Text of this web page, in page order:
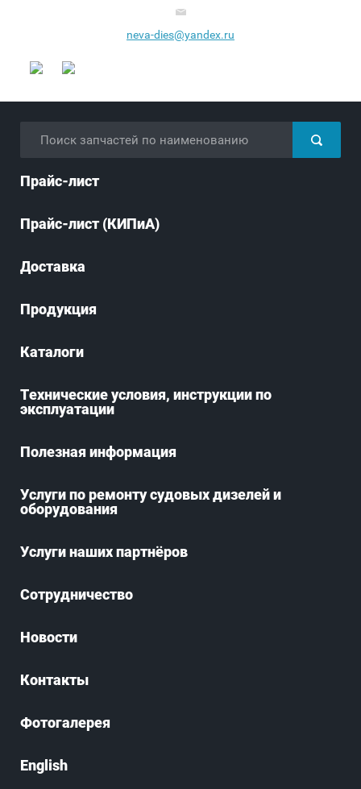
neva-dies@yandex.ru
Прайс-лист
Прайс-лист (КИПиА)
Доставка
Продукция
Каталоги
Технические условия, инструкции по
эксплуатации
Полезная информация
Услуги по ремонту судовых дизелей и
оборудования
Услуги наших партнёров
Сотрудничество
Новости
Контакты
Фотогалерея
English